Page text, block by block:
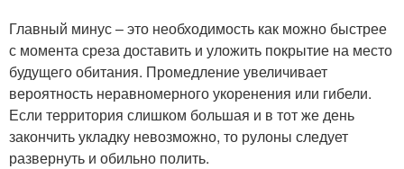
Главный минус – это необходимость как можно быстрее
с момента среза доставить и уложить покрытие на место
будущего обитания. Промедление увеличивает
вероятность неравномерного укоренения или гибели.
Если территория слишком большая и в тот же день
закончить укладку невозможно, то рулоны следует
развернуть и обильно полить.